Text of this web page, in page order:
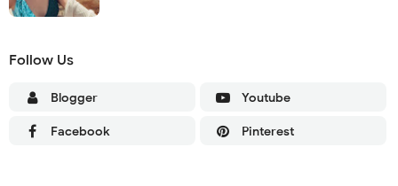
Follow Us
Blogger Youtube
Facebook Pinterest